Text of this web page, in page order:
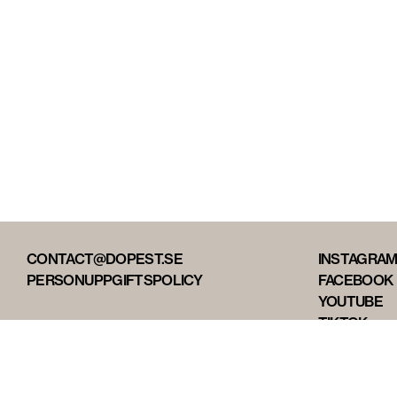
CONTACT@DOPEST.SE
PERSONUPPGIFTSPOLICY
INSTAGRAM
FACEBOOK
YOUTUBE
TIKTOK